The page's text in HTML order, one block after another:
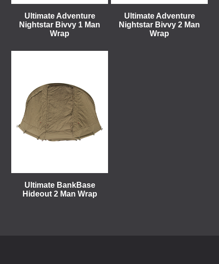
Ultimate Adventure
Nightstar Bivvy 1 Man
Wrap
Ultimate Adventure
Nightstar Bivvy 2 Man
Wrap
Ultimate BankBase
Hideout 2 Man Wrap